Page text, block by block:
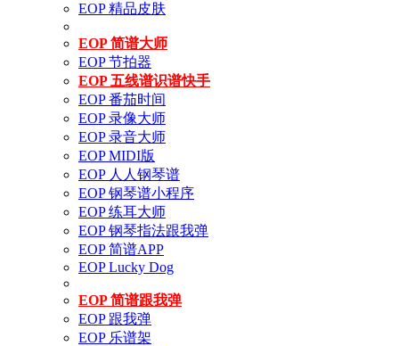
EOP 精品皮肤
EOP 简谱大师
EOP 节拍器
EOP 五线谱识谱快手
EOP 番茄时间
EOP 录像大师
EOP 录音大师
EOP MIDI版
EOP 人人钢琴谱
EOP 钢琴谱小程序
EOP 练耳大师
EOP 钢琴指法跟我弹
EOP 简谱APP
EOP Lucky Dog
EOP 简谱跟我弹
EOP 跟我弹
EOP 乐谱架